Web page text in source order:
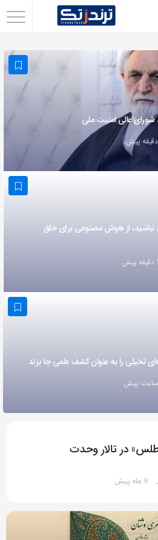
شورای عالی امنیت ملی
نباشید، از هوش مصنوعی برای خلق
تخیلی را به عنوان کشف علمی جا بزند
در تالار وحدت
11 ماه پیش